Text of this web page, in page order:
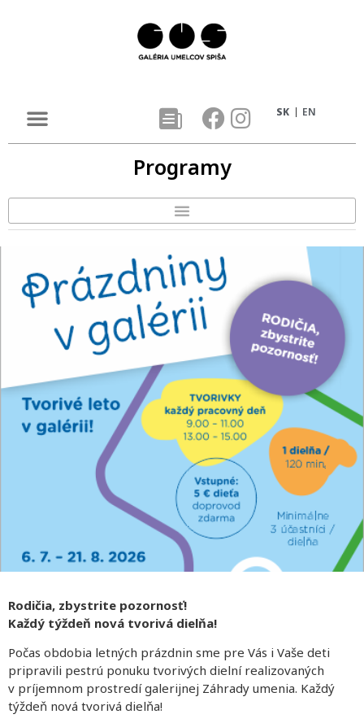
SK EN
Programy
Rodičia, zbystrite pozornosť!
Každý týždeň nová tvorivá dielňa!
Počas obdobia letných prázdnin sme pre Vás i Vaše deti
pripravili pestrú ponuku tvorivých dielní realizovaných
v príjemnom prostredí galerijnej Záhrady umenia. Každý
týždeň nová tvorivá dielňa!